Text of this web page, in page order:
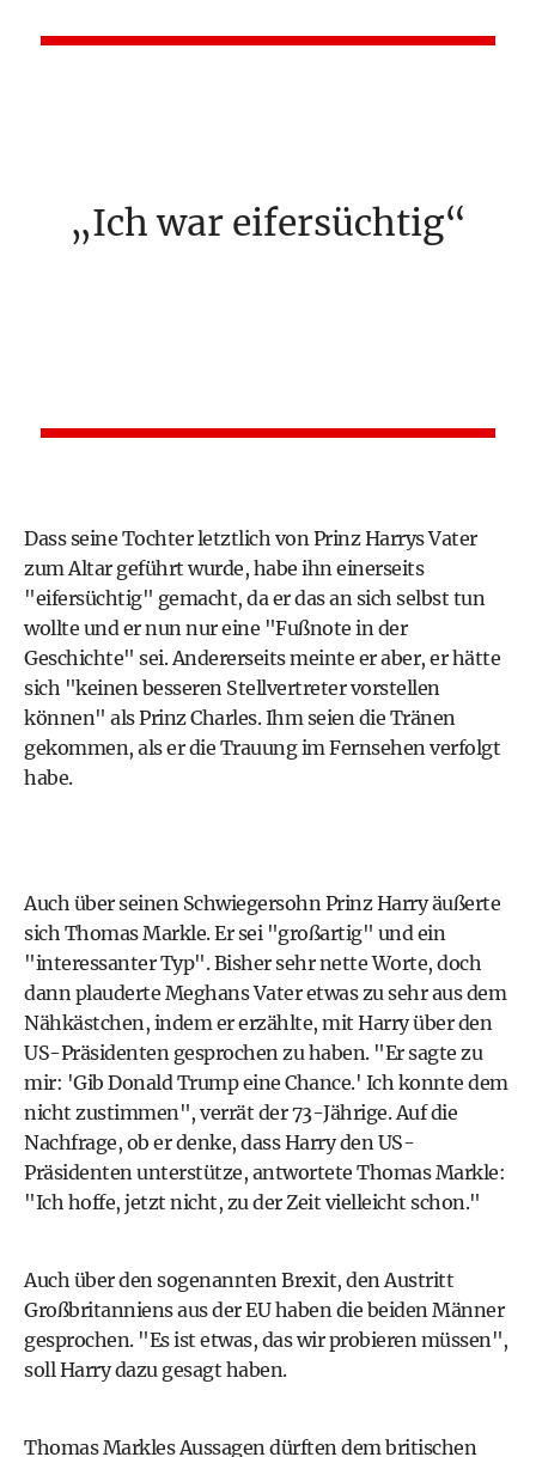
Ich war eifersüchtig
Dass seine Tochter letztlich von Prinz Harrys Vater
zum Altar geführt wurde, habe ihn einerseits
"eifersüchtig" gemacht, da er das an sich selbst tun
wollte und er nun nur eine "Fußnote in der
Geschichte" sei. Andererseits meinte er aber, er hätte
sich "keinen besseren Stellvertreter vorstellen
können" als Prinz Charles. Ihm seien die Tränen
gekommen, als er die Trauung im Fernsehen verfolgt
habe.
Auch über seinen Schwiegersohn Prinz Harry äußerte
sich Thomas Markle. Er sei "großartig" und ein
"interessanter Typ". Bisher sehr nette Worte, doch
dann plauderte Meghans Vater etwas zu sehr aus dem
Nähkästchen, indem er erzählte, mit Harry über den
US-Präsidenten gesprochen zu haben. "Er sagte zu
mir: 'Gib Donald Trump eine Chance.' Ich konnte dem
nicht zustimmen", verrät der 73-Jährige. Auf die
Nachfrage, ob er denke, dass Harry den US-
Präsidenten unterstütze, antwortete Thomas Markle:
"Ich hoffe, jetzt nicht, zu der Zeit vielleicht schon."
Auch über den sogenannten Brexit, den Austritt
Großbritanniens aus der EU haben die beiden Männer
gesprochen. "Es ist etwas, das wir probieren müssen",
soll Harry dazu gesagt haben.
Thomas Markles Aussagen dürften dem britischen